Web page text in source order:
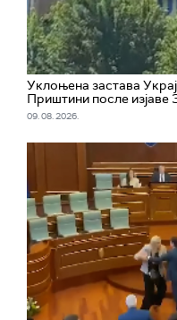
Уклоњена застава
Приштини после изјаве
09. 08. 2026.